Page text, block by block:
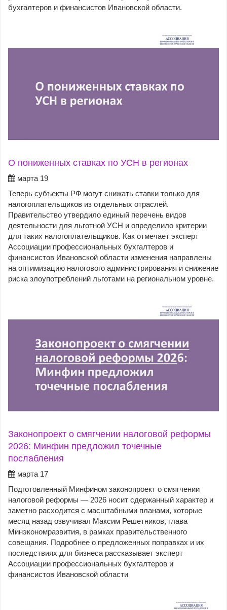
бухгалтеров и финансистов Ивановской области.
О пониженных ставках по УСН в регионах
марта 19
Теперь субъекты РФ могут снижать ставки только для
налогоплательщиков из отдельных отраслей.
Правительство утвердило единый перечень видов
деятельности для льготной УСН и определило критерии
для таких налогоплательщиков. Как отмечает эксперт
Ассоциации профессиональных бухгалтеров и
финансистов Ивановской области изменения направлены
на оптимизацию налогового администрирования и снижение
риска злоупотреблений льготами на региональном уровне.
Законопроект о смягчении налоговой реформы
2026: Минфин предложил точечные
послабления
марта 17
Подготовленный Минфином законопроект о смягчении
налоговой реформы — 2026 носит сдержанный характер и
заметно расходится с масштабными планами, которые
месяц назад озвучивал Максим Решетников, глава
Минэкономразвития, в рамках правительственного
совещания. Подробнее о предложенных поправках и их
последствиях для бизнеса рассказывает эксперт
Ассоциации профессиональных бухгалтеров и
финансистов Ивановской области